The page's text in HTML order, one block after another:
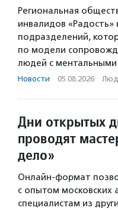
Региональная
инвалидов «Радость»
подразделений,
по модели
людей с
Новости · 05.08.2026 ·
Дни открытых
проводят
дело»
Онлайн-формат
с опытом московских
специалистам из